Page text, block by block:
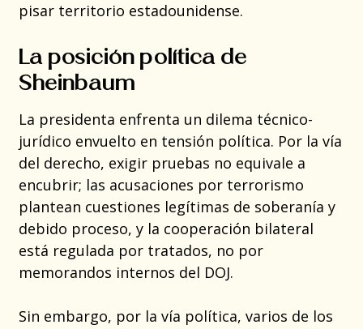
pisar territorio estadounidense.
La posición política de
Sheinbaum
La presidenta enfrenta un dilema técnico-
jurídico envuelto en tensión política. Por la vía
del derecho, exigir pruebas no equivale a
encubrir; las acusaciones por terrorismo
plantean cuestiones legítimas de soberanía y
debido proceso, y la cooperación bilateral
está regulada por tratados, no por
memorandos internos del DOJ.
Sin embargo, por la vía política, varios de los